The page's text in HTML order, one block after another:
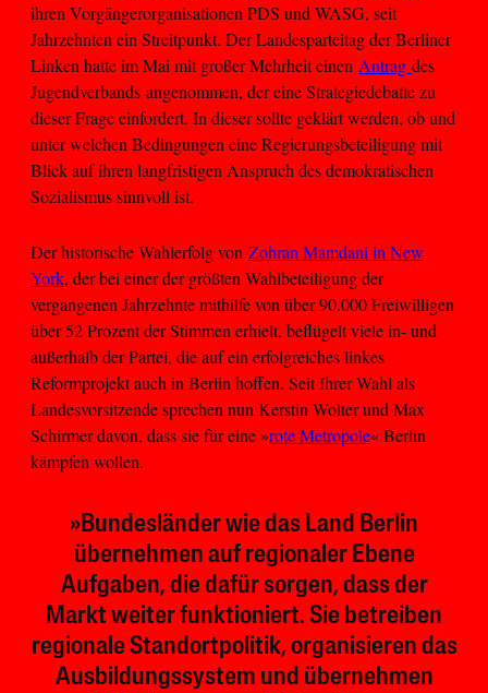
ihren Vorgängerorganisationen PDS und WASG, seit
Jahrzehnten ein Streitpunkt. Der Landesparteitag der Berliner
Linken hatte im Mai mit großer Mehrheit einen Antrag des
Jugendverbands angenommen, der eine Strategiedebatte zu
dieser Frage einfordert. In dieser sollte geklärt werden, ob und
unter welchen Bedingungen eine Regierungsbeteiligung mit
Blick auf ihren langfristigen Anspruch des demokratischen
Sozialismus sinnvoll ist.
Der historische Wahlerfolg von Zohran Mamdani in New
York, der bei einer der größten Wahlbeteiligung der
vergangenen Jahrzehnte mithilfe von über 90.000 Freiwilligen
über 52 Prozent der Stimmen erhielt, beflügelt viele in- und
außerhalb der Partei, die auf ein erfolgreiches linkes
Reformprojekt auch in Berlin hoffen. Seit Ihrer Wahl als
Landesvorsitzende sprechen nun Kerstin Wolter und Max
Schirmer davon, dass sie für eine »rote Metropole« Berlin
kämpfen wollen.
»Bundesländer wie das Land Berlin
übernehmen auf regionaler Ebene
Aufgaben, die dafür sorgen, dass der
Markt weiter funktioniert. Sie betreiben
regionale Standortpolitik, organisieren das
Ausbildungssystem und übernehmen